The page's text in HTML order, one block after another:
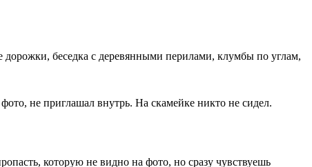
беседка с деревянными перилами, клумбы по углам,
не приглашал внутрь. На скамейке никто не сидел.
которую не видно на фото, но сразу чувствуешь